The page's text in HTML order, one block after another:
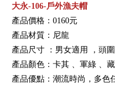
大永-106-戶外漁夫帽
產品價格：0160元
產品材質：尼龍
產品尺寸
：男女適用
，頭
產品顏色：卡其
、軍綠 、
產品優點：潮流時尚，多色